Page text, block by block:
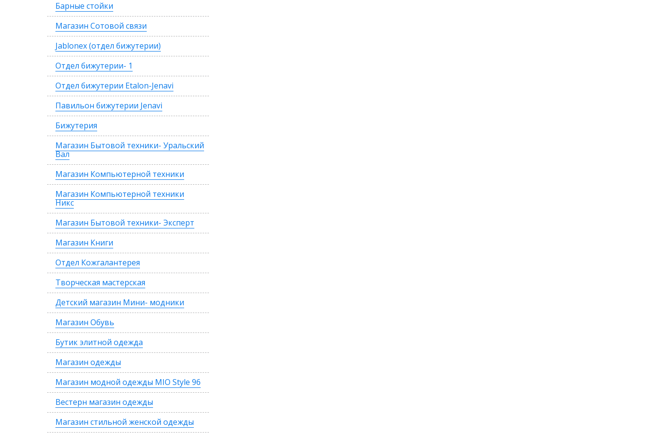
Барные стойки
Магазин Сотовой связи
Jablonex (отдел бижутерии)
Отдел бижутерии- 1
Отдел бижутерии Etalon-Jenavi
Павильон бижутерии Jenavi
Бижутерия
Магазин Бытовой техники- Уральский
Вал
Магазин Компьютерной техники
Магазин Компьютерной техники
Никс
Магазин Бытовой техники- Эксперт
Магазин Книги
Отдел Кожгалантерея
Творческая мастерская
Детский магазин Мини- модники
Магазин Обувь
Бутик элитной одежда
Магазин одежды
Магазин модной одежды MIO Style 96
Вестерн магазин одежды
Магазин стильной женской одежды